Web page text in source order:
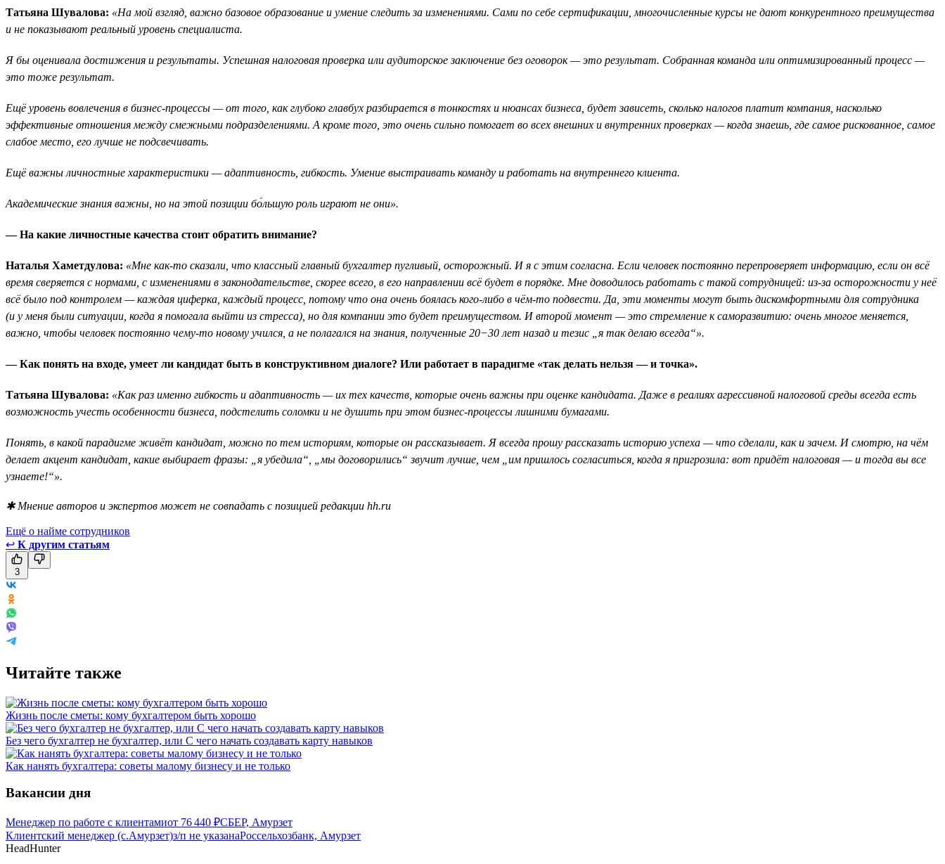
Татьяна Шувалова: «На мой взгляд, важно базовое образование и умение следить за изменениями. Сами по себе сертификации, многочисленные курсы не дают конкурентного преимущества
и не показывают реальный уровень специалиста.
Я бы оценивала достижения и результаты. Успешная налоговая проверка или аудиторское заключение без оговорок — это результат. Собранная команда или оптимизированный процесс —
это тоже результат.
Ещё уровень вовлечения в бизнес-процессы — от того, как глубоко главбух разбирается в тонкостях и нюансах бизнеса, будет зависеть, сколько налогов платит компания, насколько
эффективные отношения между смежными подразделениями. А кроме того, это очень сильно помогает во всех внешних и внутренних проверках — когда знаешь, где самое рискованное, самое
слабое место, его лучше не подсвечивать.
Ещё важны личностные характеристики — адаптивность, гибкость. Умение выстраивать команду и работать на внутреннего клиента.
Академические знания важны, но на этой позиции бо́льшую роль играют не они».
— На какие личностные качества стоит обратить внимание?
Наталья Хаметдулова: «Мне как-то сказали, что классный главный бухгалтер пугливый, осторожный. И я с этим согласна. Если человек постоянно перепроверяет информацию, если он всё
время сверяется с нормами, с изменениями в законодательстве, скорее всего, в его направлении всё будет в порядке. Мне доводилось работать с такой сотрудницей: из-за осторожности у неё
всё было под контролем — каждая циферка, каждый процесс, потому что она очень боялась кого-либо в чём-то подвести. Да, эти моменты могут быть дискомфортными для сотрудника
(и у меня были ситуации, когда я помогала выйти из стресса), но для компании это будет преимуществом. И второй момент — это стремление к саморазвитию: очень многое меняется,
важно, чтобы человек постоянно чему-то новому учился, а не полагался на знания, полученные 20−30 лет назад и тезис „я так делаю всегда“».
— Как понять на входе, умеет ли кандидат быть в конструктивном диалоге? Или работает в парадигме «так делать нельзя — и точка».
Татьяна Шувалова: «Как раз именно гибкость и адаптивность — их тех качеств, которые очень важны при оценке кандидата. Даже в реалиях агрессивной налоговой среды всегда есть
возможность учесть особенности бизнеса, подстелить соломки и не душить при этом бизнес-процессы лишними бумагами.
Понять, в какой парадигме живёт кандидат, можно по тем историям, которые он рассказывает. Я всегда прошу рассказать историю успеха — что сделали, как и зачем. И смотрю, на чём
делает акцент кандидат, какие выбирает фразы: „я убедила“, „мы договорились“ звучит лучше, чем „им пришлось согласиться, когда я пригрозила: вот придёт налоговая — и тогда вы все
узнаете!“».
✱ Мнение авторов и экспертов может не совпадать с позицией редакции hh.ru
Ещё о найме сотрудников
↩ К другим статьям
3
Читайте также
Жизнь после сметы: кому бухгалтером быть хорошо
Без чего бухгалтер не бухгалтер, или С чего начать создавать карту навыков
Как нанять бухгалтера: советы малому бизнесу и не только
Вакансии дня
Менеджер по работе с клиентамиот 76 440 ₽СБЕР, Амурзет
Клиентский менеджер (с.Амурзет)з/п не указанаРоссельхозбанк, Амурзет
HeadHunter